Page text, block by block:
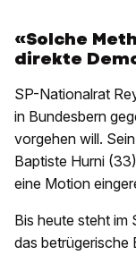
«Solche
direkte
SP-Nationalrat
in Bundesbern
vorgehen will.
Baptiste Hurni
eine Motion
Bis heute steht im
das betrügerische